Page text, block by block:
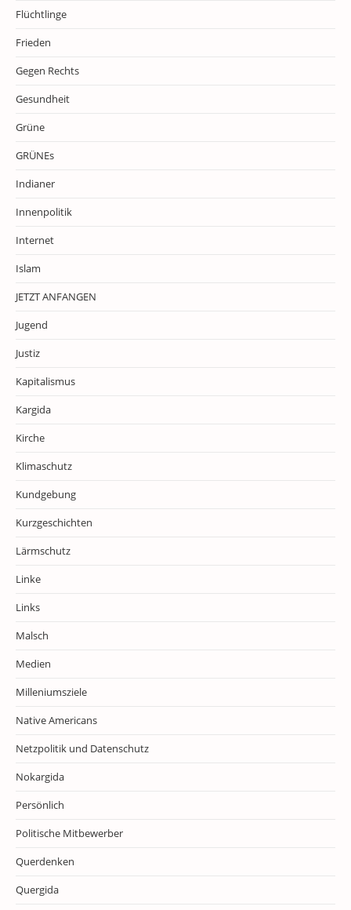
Flüchtlinge
Frieden
Gegen Rechts
Gesundheit
Grüne
GRÜNEs
Indianer
Innenpolitik
Internet
Islam
JETZT ANFANGEN
Jugend
Justiz
Kapitalismus
Kargida
Kirche
Klimaschutz
Kundgebung
Kurzgeschichten
Lärmschutz
Linke
Links
Malsch
Medien
Milleniumsziele
Native Americans
Netzpolitik und Datenschutz
Nokargida
Persönlich
Politische Mitbewerber
Querdenken
Quergida